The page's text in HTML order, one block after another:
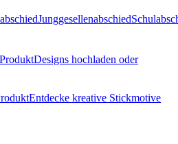
Junggesellenabschied
Designs hochladen oder
Entdecke kreative Stickmotive